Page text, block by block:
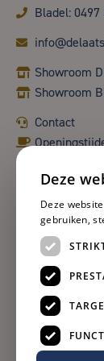
Bladel: 0497
Showroom
Showroom
Contact
Deze
Deze
gebruiken,